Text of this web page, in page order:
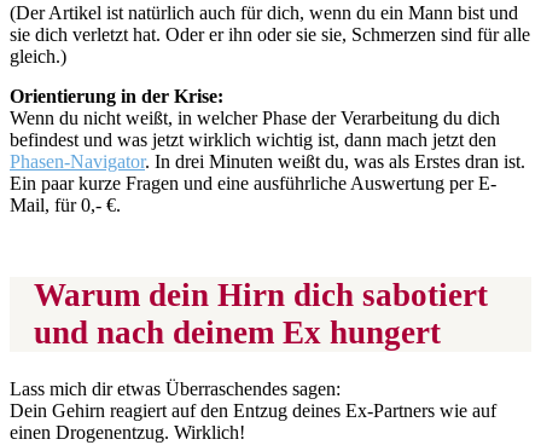
(Der Artikel ist natürlich auch für dich, wenn du ein Mann bist und
sie dich verletzt hat. Oder er ihn oder sie sie, Schmerzen sind für alle
gleich.)
Orientierung in der Krise:
Wenn du nicht weißt, in welcher Phase der Verarbeitung du dich
befindest und was jetzt wirklich wichtig ist, dann mach jetzt den
Phasen-Navigator. In drei Minuten weißt du, was als Erstes dran ist.
Ein paar kurze Fragen und eine ausführliche Auswertung per E-
Mail, für 0,- €.
Warum dein Hirn dich sabotiert
und nach deinem Ex hungert
Lass mich dir etwas Überraschendes sagen:
Dein Gehirn reagiert auf den Entzug deines Ex-Partners wie auf
einen Drogenentzug. Wirklich!